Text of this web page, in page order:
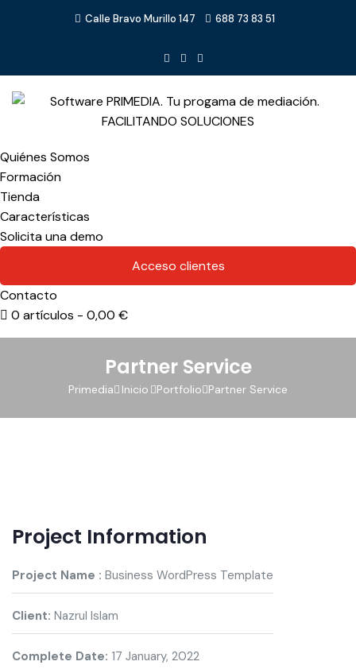
Calle Bravo Murillo 147 688 73 83 51
Quiénes Somos
Formación
Tienda
Características
Solicita una demo
Acceso clientes
Contacto
0 artículos
0,00 €
Partner Service
Primedia Inicio Portfolio Partner Service
Project Information
Project Name : Business WordPress Template
Client: Nazrul Islam
Complete Date: 17 January, 2022